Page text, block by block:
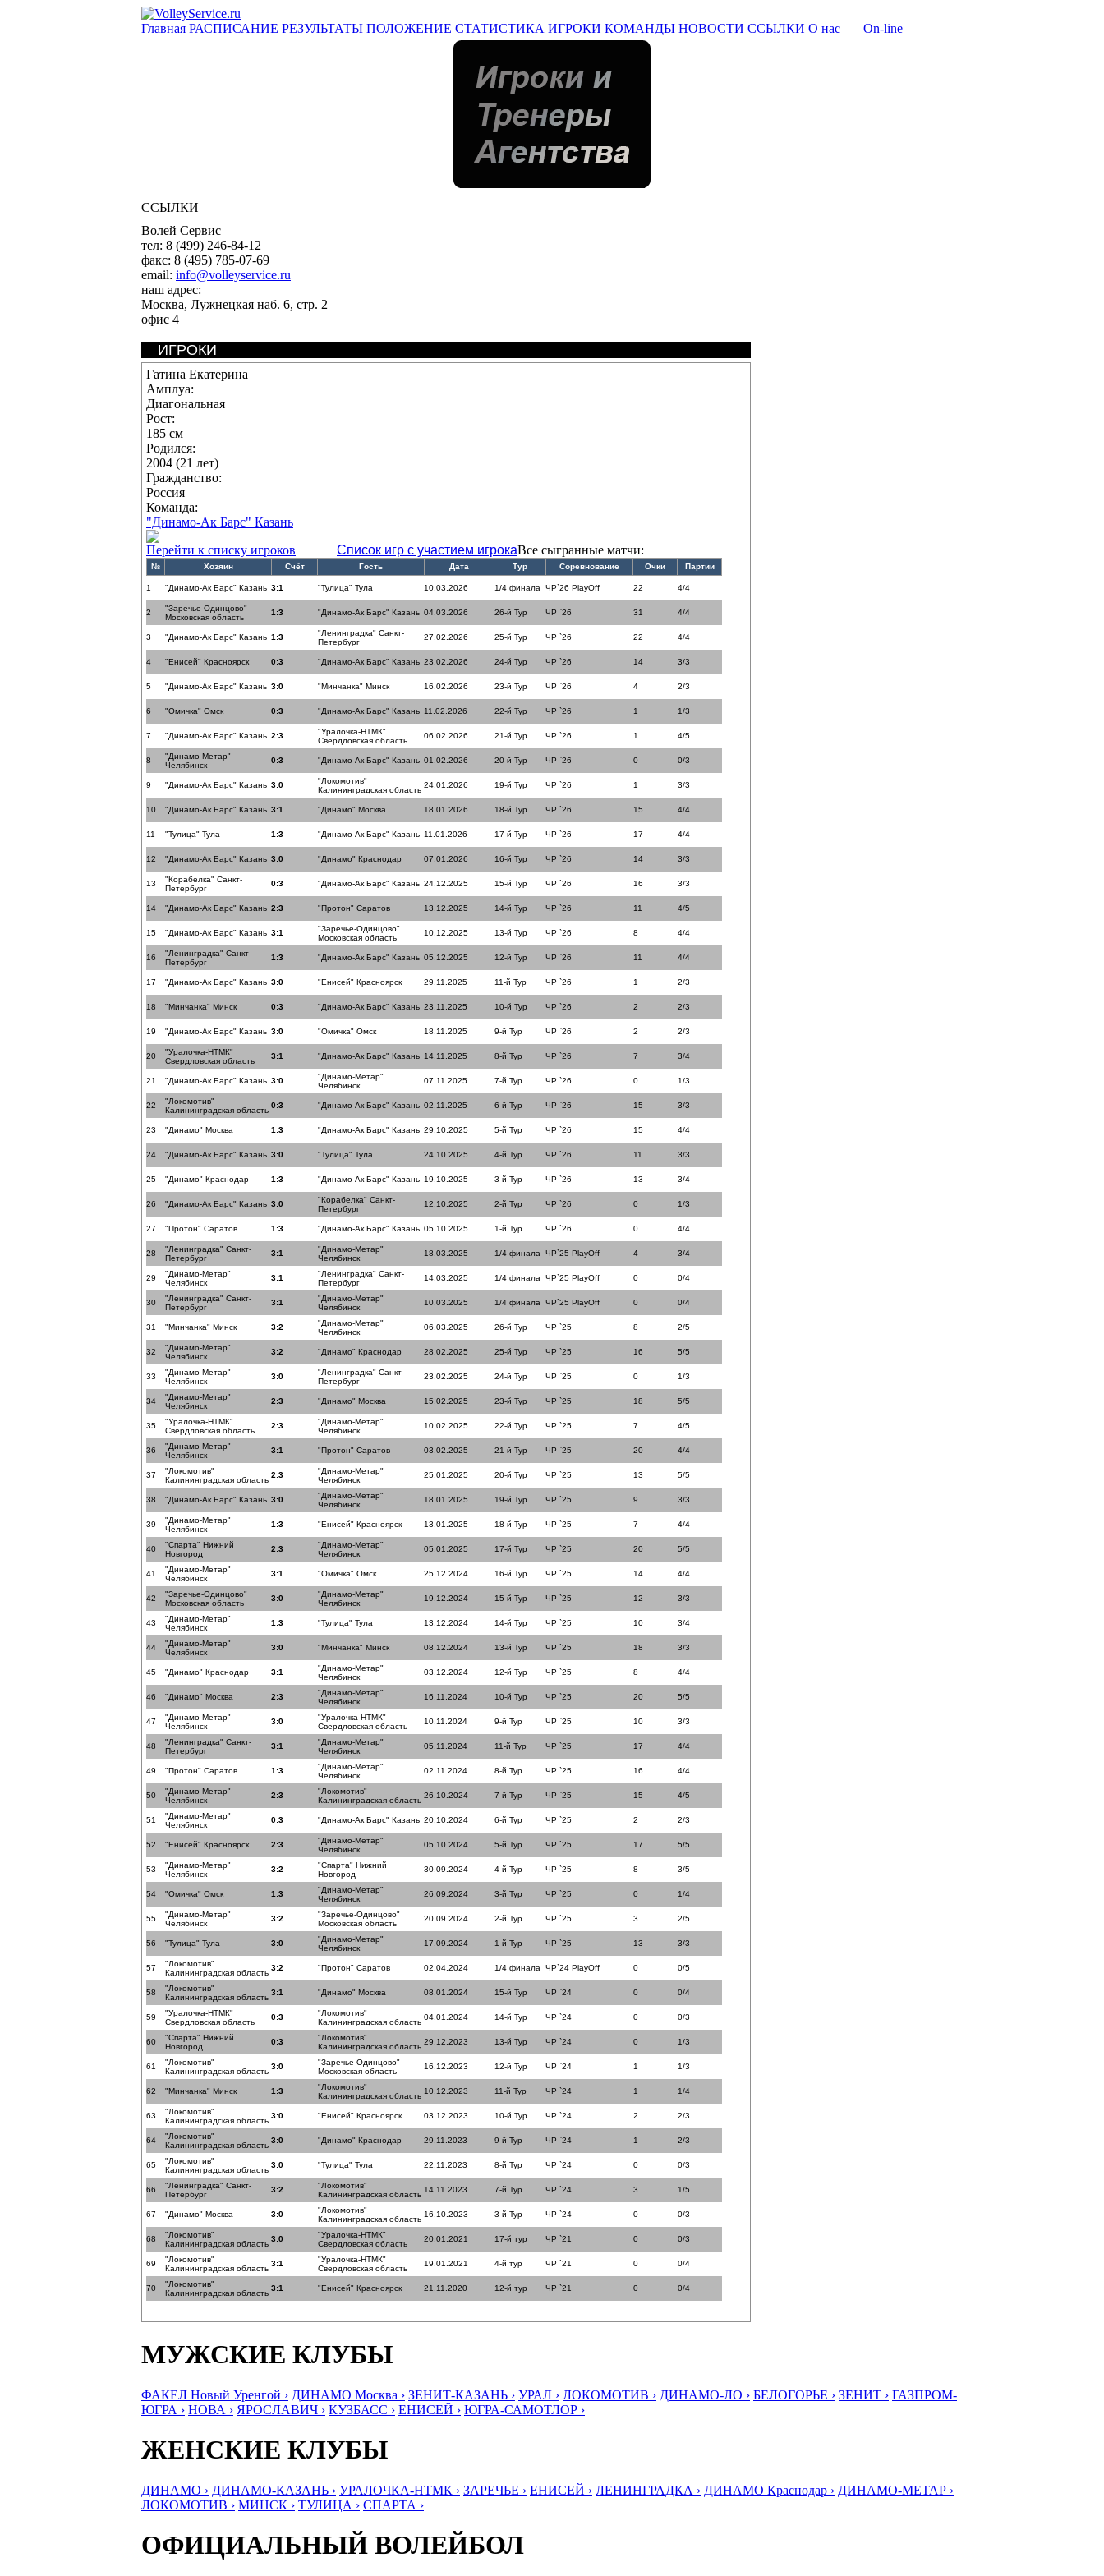
Главная РАСПИСАНИЕ РЕЗУЛЬТАТЫ ПОЛОЖЕНИЕ СТАТИСТИКА ИГРОКИ КОМАНДЫ НОВОСТИ ССЫЛКИ О нас On-line
ССЫЛКИ
Волей Сервис
тел: 8 (499) 246-84-12
факс: 8 (495) 785-07-69
email: info@volleyservice.ru
наш адрес:
Москва, Лужнецкая наб. 6, стр. 2
офис 4
ИГРОКИ
Гатина Екатерина
Амплуа:
Диагональная
Рост:
185 см
Родился:
2004 (21 лет)
Гражданство:
Россия
Команда:
"Динамо-Ак Барс" Казань
Перейти к списку игроков
Список игр с участием игрокаВсе сыгранные матчи:
№ Хозяин Счёт Гость Дата Тур Соревнование Очки Партии
1 "Динамо-Ак Барс" Казань 3:1 "Тулица" Тула 10.03.2026 1/4 финала ЧР`26 PlayOff 22 4/4
2
"Заречье-Одинцово"
Московская область
1:3 "Динамо-Ак Барс" Казань 04.03.2026 26-й Тур ЧР `26 31 4/4
3 "Динамо-Ак Барс" Казань 1:3
"Ленинградка" Санкт-
Петербург
27.02.2026 25-й Тур ЧР `26 22 4/4
4 "Енисей" Красноярск 0:3 "Динамо-Ак Барс" Казань 23.02.2026 24-й Тур ЧР `26 14 3/3
5 "Динамо-Ак Барс" Казань 3:0 "Минчанка" Минск 16.02.2026 23-й Тур ЧР `26 4 2/3
6 "Омичка" Омск 0:3 "Динамо-Ак Барс" Казань 11.02.2026 22-й Тур ЧР `26 1 1/3
7 "Динамо-Ак Барс" Казань 2:3
"Уралочка-НТМК"
Свердловская область
06.02.2026 21-й Тур ЧР `26 1 4/5
8
"Динамо-Метар"
Челябинск
0:3 "Динамо-Ак Барс" Казань 01.02.2026 20-й Тур ЧР `26 0 0/3
9 "Динамо-Ак Барс" Казань 3:0
"Локомотив"
Калининградская область
24.01.2026 19-й Тур ЧР `26 1 3/3
10 "Динамо-Ак Барс" Казань 3:1 "Динамо" Москва 18.01.2026 18-й Тур ЧР `26 15 4/4
11 "Тулица" Тула 1:3 "Динамо-Ак Барс" Казань 11.01.2026 17-й Тур ЧР `26 17 4/4
12 "Динамо-Ак Барс" Казань 3:0 "Динамо" Краснодар 07.01.2026 16-й Тур ЧР `26 14 3/3
13
"Корабелка" Санкт-
Петербург
0:3 "Динамо-Ак Барс" Казань 24.12.2025 15-й Тур ЧР `26 16 3/3
14 "Динамо-Ак Барс" Казань 2:3 "Протон" Саратов 13.12.2025 14-й Тур ЧР `26 11 4/5
15 "Динамо-Ак Барс" Казань 3:1
"Заречье-Одинцово"
Московская область
10.12.2025 13-й Тур ЧР `26 8 4/4
16
"Ленинградка" Санкт-
Петербург
1:3 "Динамо-Ак Барс" Казань 05.12.2025 12-й Тур ЧР `26 11 4/4
17 "Динамо-Ак Барс" Казань 3:0 "Енисей" Красноярск 29.11.2025 11-й Тур ЧР `26 1 2/3
18 "Минчанка" Минск 0:3 "Динамо-Ак Барс" Казань 23.11.2025 10-й Тур ЧР `26 2 2/3
19 "Динамо-Ак Барс" Казань 3:0 "Омичка" Омск 18.11.2025 9-й Тур ЧР `26 2 2/3
20
"Уралочка-НТМК"
Свердловская область
3:1 "Динамо-Ак Барс" Казань 14.11.2025 8-й Тур ЧР `26 7 3/4
21 "Динамо-Ак Барс" Казань 3:0
"Динамо-Метар"
Челябинск
07.11.2025 7-й Тур ЧР `26 0 1/3
22
"Локомотив"
Калининградская область
0:3 "Динамо-Ак Барс" Казань 02.11.2025 6-й Тур ЧР `26 15 3/3
23 "Динамо" Москва 1:3 "Динамо-Ак Барс" Казань 29.10.2025 5-й Тур ЧР `26 15 4/4
24 "Динамо-Ак Барс" Казань 3:0 "Тулица" Тула 24.10.2025 4-й Тур ЧР `26 11 3/3
25 "Динамо" Краснодар 1:3 "Динамо-Ак Барс" Казань 19.10.2025 3-й Тур ЧР `26 13 3/4
26 "Динамо-Ак Барс" Казань 3:0
"Корабелка" Санкт-
Петербург
12.10.2025 2-й Тур ЧР `26 0 1/3
27 "Протон" Саратов 1:3 "Динамо-Ак Барс" Казань 05.10.2025 1-й Тур ЧР `26 0 4/4
28
"Ленинградка" Санкт-
Петербург
3:1
"Динамо-Метар"
Челябинск
18.03.2025 1/4 финала ЧР`25 PlayOff 4 3/4
29
"Динамо-Метар"
Челябинск
3:1
"Ленинградка" Санкт-
Петербург
14.03.2025 1/4 финала ЧР`25 PlayOff 0 0/4
30
"Ленинградка" Санкт-
Петербург
3:1
"Динамо-Метар"
Челябинск
10.03.2025 1/4 финала ЧР`25 PlayOff 0 0/4
31 "Минчанка" Минск 3:2
"Динамо-Метар"
Челябинск
06.03.2025 26-й Тур ЧР `25 8 2/5
32
"Динамо-Метар"
Челябинск
3:2 "Динамо" Краснодар 28.02.2025 25-й Тур ЧР `25 16 5/5
33
"Динамо-Метар"
Челябинск
3:0
"Ленинградка" Санкт-
Петербург
23.02.2025 24-й Тур ЧР `25 0 1/3
34
"Динамо-Метар"
Челябинск
2:3 "Динамо" Москва 15.02.2025 23-й Тур ЧР `25 18 5/5
35
"Уралочка-НТМК"
Свердловская область
2:3
"Динамо-Метар"
Челябинск
10.02.2025 22-й Тур ЧР `25 7 4/5
36
"Динамо-Метар"
Челябинск
3:1 "Протон" Саратов 03.02.2025 21-й Тур ЧР `25 20 4/4
37
"Локомотив"
Калининградская область
2:3
"Динамо-Метар"
Челябинск
25.01.2025 20-й Тур ЧР `25 13 5/5
38 "Динамо-Ак Барс" Казань 3:0
"Динамо-Метар"
Челябинск
18.01.2025 19-й Тур ЧР `25 9 3/3
39
"Динамо-Метар"
Челябинск
1:3 "Енисей" Красноярск 13.01.2025 18-й Тур ЧР `25 7 4/4
40
"Спарта" Нижний
Новгород
2:3
"Динамо-Метар"
Челябинск
05.01.2025 17-й Тур ЧР `25 20 5/5
41
"Динамо-Метар"
Челябинск
3:1 "Омичка" Омск 25.12.2024 16-й Тур ЧР `25 14 4/4
42
"Заречье-Одинцово"
Московская область
3:0
"Динамо-Метар"
Челябинск
19.12.2024 15-й Тур ЧР `25 12 3/3
43
"Динамо-Метар"
Челябинск
1:3 "Тулица" Тула 13.12.2024 14-й Тур ЧР `25 10 3/4
44
"Динамо-Метар"
Челябинск
3:0 "Минчанка" Минск 08.12.2024 13-й Тур ЧР `25 18 3/3
45 "Динамо" Краснодар 3:1
"Динамо-Метар"
Челябинск
03.12.2024 12-й Тур ЧР `25 8 4/4
46 "Динамо" Москва 2:3
"Динамо-Метар"
Челябинск
16.11.2024 10-й Тур ЧР `25 20 5/5
47
"Динамо-Метар"
Челябинск
3:0
"Уралочка-НТМК"
Свердловская область
10.11.2024 9-й Тур ЧР `25 10 3/3
48
"Ленинградка" Санкт-
Петербург
3:1
"Динамо-Метар"
Челябинск
05.11.2024 11-й Тур ЧР `25 17 4/4
49 "Протон" Саратов 1:3
"Динамо-Метар"
Челябинск
02.11.2024 8-й Тур ЧР `25 16 4/4
50
"Динамо-Метар"
Челябинск
2:3
"Локомотив"
Калининградская область
26.10.2024 7-й Тур ЧР `25 15 4/5
51
"Динамо-Метар"
Челябинск
0:3 "Динамо-Ак Барс" Казань 20.10.2024 6-й Тур ЧР `25 2 2/3
52 "Енисей" Красноярск 2:3
"Динамо-Метар"
Челябинск
05.10.2024 5-й Тур ЧР `25 17 5/5
53
"Динамо-Метар"
Челябинск
3:2
"Спарта" Нижний
Новгород
30.09.2024 4-й Тур ЧР `25 8 3/5
54 "Омичка" Омск 1:3
"Динамо-Метар"
Челябинск
26.09.2024 3-й Тур ЧР `25 0 1/4
55
"Динамо-Метар"
Челябинск
3:2
"Заречье-Одинцово"
Московская область
20.09.2024 2-й Тур ЧР `25 3 2/5
56 "Тулица" Тула 3:0
"Динамо-Метар"
Челябинск
17.09.2024 1-й Тур ЧР `25 13 3/3
57
"Локомотив"
Калининградская область
3:2 "Протон" Саратов 02.04.2024 1/4 финала ЧР`24 PlayOff 0 0/5
58
"Локомотив"
Калининградская область
3:1 "Динамо" Москва 08.01.2024 15-й Тур ЧР `24 0 0/4
59
"Уралочка-НТМК"
Свердловская область
0:3
"Локомотив"
Калининградская область
04.01.2024 14-й Тур ЧР `24 0 0/3
60
"Спарта" Нижний
Новгород
0:3
"Локомотив"
Калининградская область
29.12.2023 13-й Тур ЧР `24 0 1/3
61
"Локомотив"
Калининградская область
3:0
"Заречье-Одинцово"
Московская область
16.12.2023 12-й Тур ЧР `24 1 1/3
62 "Минчанка" Минск 1:3
"Локомотив"
Калининградская область
10.12.2023 11-й Тур ЧР `24 1 1/4
63
"Локомотив"
Калининградская область
3:0 "Енисей" Красноярск 03.12.2023 10-й Тур ЧР `24 2 2/3
64
"Локомотив"
Калининградская область
3:0 "Динамо" Краснодар 29.11.2023 9-й Тур ЧР `24 1 2/3
65
"Локомотив"
Калининградская область
3:0 "Тулица" Тула 22.11.2023 8-й Тур ЧР `24 0 0/3
66
"Ленинградка" Санкт-
Петербург
3:2
"Локомотив"
Калининградская область
14.11.2023 7-й Тур ЧР `24 3 1/5
67 "Динамо" Москва 3:0
"Локомотив"
Калининградская область
16.10.2023 3-й Тур ЧР `24 0 0/3
68
"Локомотив"
Калининградская область
3:0
"Уралочка-НТМК"
Свердловская область
20.01.2021 17-й тур ЧР `21 0 0/3
69
"Локомотив"
Калининградская область
3:1
"Уралочка-НТМК"
Свердловская область
19.01.2021 4-й тур ЧР `21 0 0/4
70
"Локомотив"
Калининградская область
3:1 "Енисей" Красноярск 21.11.2020 12-й тур ЧР `21 0 0/4
МУЖСКИЕ КЛУБЫ
ФАКЕЛ Новый Уренгой › ДИНАМО Москва › ЗЕНИТ-КАЗАНЬ › УРАЛ › ЛОКОМОТИВ › ДИНАМО-ЛО › БЕЛОГОРЬЕ › ЗЕНИТ › ГАЗПРОМ-
ЮГРА › НОВА › ЯРОСЛАВИЧ › КУЗБАСС › ЕНИСЕЙ › ЮГРА-САМОТЛОР ›
ЖЕНСКИЕ КЛУБЫ
ДИНАМО › ДИНАМО-КАЗАНЬ › УРАЛОЧКА-НТМК › ЗАРЕЧЬЕ › ЕНИСЕЙ › ЛЕНИНГРАДКА › ДИНАМО Краснодар › ДИНАМО-МЕТАР ›
ЛОКОМОТИВ › МИНСК › ТУЛИЦА › СПАРТА ›
ОФИЦИАЛЬНЫЙ ВОЛЕЙБОЛ